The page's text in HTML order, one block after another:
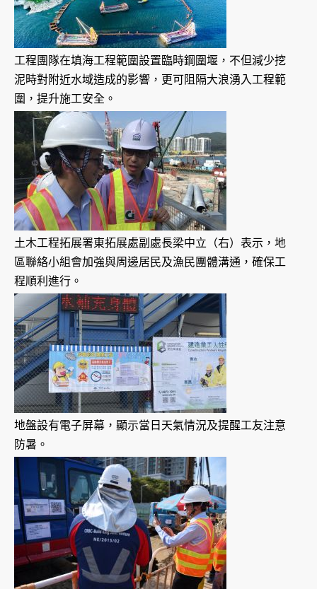
工程團隊在填海工程範圍設置臨時鋼圍堰，不但減少挖
泥時對附近水域造成的影響，更可阻隔大浪湧入工程範
圍，提升施工安全。
土木工程拓展署東拓展處副處長梁中立（右）表示，地
區聯絡小組會加強與周邊居民及漁民團體溝通，確保工
程順利進行。
地盤設有電子屏幕，顯示當日天氣情況及提醒工友注意
防暑。